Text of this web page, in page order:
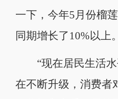
一下，今年5月份榴
同期增长了10%以上
“现在居民生活水
在不断升级，消费者